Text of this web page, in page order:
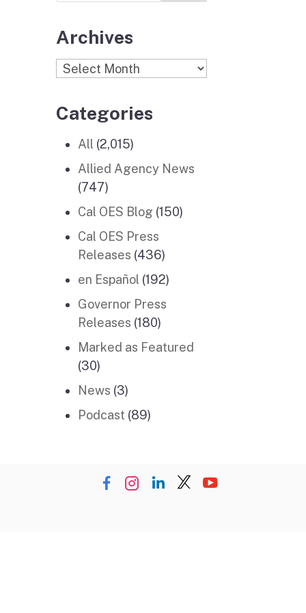
Archives
Archives
Categories
All (2,015)
Allied Agency News
(747)
Cal OES Blog (150)
Cal OES Press
Releases (436)
en Español (192)
Governor Press
Releases (180)
Marked as Featured
(30)
News (3)
Podcast (89)